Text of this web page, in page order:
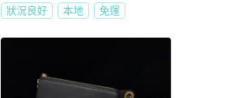
狀況良好 本地 免運